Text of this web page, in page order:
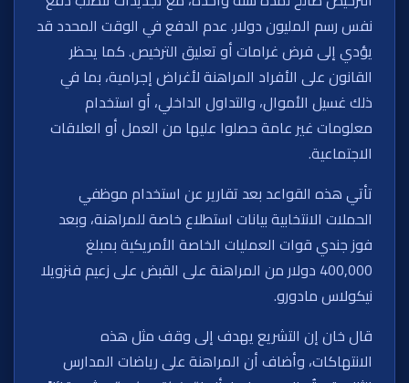
نفس رسم المليون دولار. عدم الدفع في الوقت المحدد قد
يؤدي إلى فرض غرامات أو تعليق الترخيص. كما يحظر
القانون على الأفراد المراهنة لأغراض إجرامية، بما في
ذلك غسيل الأموال، والتداول الداخلي، أو استخدام
معلومات غير عامة حصلوا عليها من العمل أو العلاقات
الاجتماعية.
تأتي هذه القواعد بعد تقارير عن استخدام موظفي
الحملات الانتخابية بيانات استطلاع خاصة للمراهنة، وبعد
فوز جندي قوات العمليات الخاصة الأمريكية بمبلغ
400,000 دولار من المراهنة على القبض على زعيم فنزويلا
نيكولاس مادورو.
قال خان إن التشريع يهدف إلى وقف مثل هذه
الانتهاكات، وأضاف أن المراهنة على رياضات المدارس